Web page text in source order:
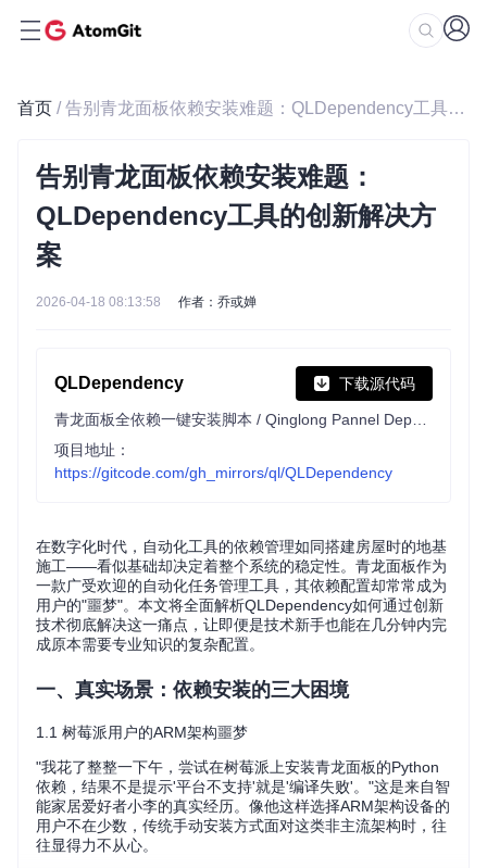
首页 / 告别青龙面板依赖安装难题：QLDependency工具的创新解决方案
告别青龙面板依赖安装难题：
QLDependency工具的创新解决方
案
2026-04-18 08:13:58 作者：乔或婵
QLDependency 下载源代码
项目地址：
https://gitcode.com/gh_mirrors/ql/QLDependency
在数字化时代，自动化工具的依赖管理如同搭建房屋时的地基
施工——看似基础却决定着整个系统的稳定性。青龙面板作为
一款广受欢迎的自动化任务管理工具，其依赖配置却常常成为
用户的"噩梦"。本文将全面解析QLDependency如何通过创新
技术彻底解决这一痛点，让即便是技术新手也能在几分钟内完
成原本需要专业知识的复杂配置。
一、真实场景：依赖安装的三大困境
1.1 树莓派用户的ARM架构噩梦
"我花了整整一下午，尝试在树莓派上安装青龙面板的Python
依赖，结果不是提示'平台不支持'就是'编译失败'。"这是来自智
能家居爱好者小李的真实经历。像他这样选择ARM架构设备的
用户不在少数，传统手动安装方式面对这类非主流架构时，往
往显得力不从心。